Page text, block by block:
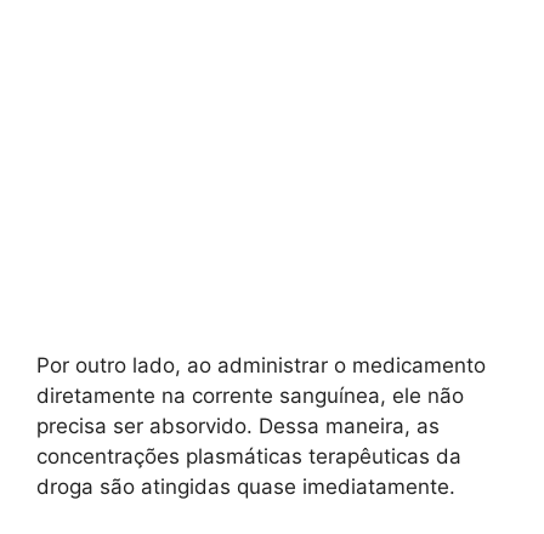
Por outro lado, ao administrar o medicamento
diretamente na corrente sanguínea, ele não
precisa ser absorvido. Dessa maneira, as
concentrações plasmáticas terapêuticas da
droga são atingidas quase imediatamente.